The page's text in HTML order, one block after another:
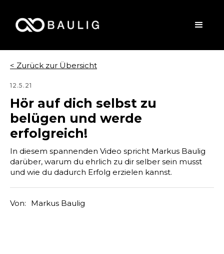
< Zurück zur Übersicht
12.5.21
Hör auf dich selbst zu
belügen und werde
erfolgreich!
In diesem spannenden Video spricht Markus Baulig
darüber, warum du ehrlich zu dir selber sein musst
und wie du dadurch Erfolg erzielen kannst.
Von: Markus Baulig